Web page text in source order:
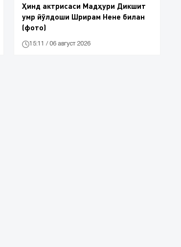
Ҳинд актрисаси Мадҳури Дикшит
умр йўлдоши Шрирам Нене билан
(фото)
15:11 / 06 август 2026